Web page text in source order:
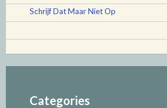
Schrijf Dat Maar Niet Op
Categories